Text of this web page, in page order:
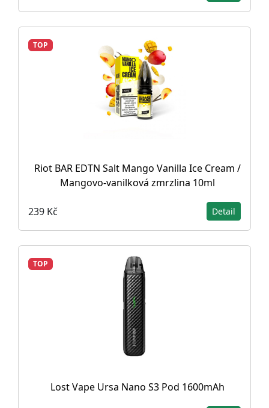
TOP
Riot BAR EDTN Salt Mango Vanilla Ice Cream /
Mangovo-vanilková zmrzlina 10ml
239 Kč Detail
TOP
Lost Vape Ursa Nano S3 Pod 1600mAh